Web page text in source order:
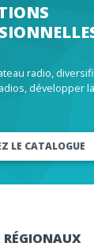
radio,
développer
LE CATALOGUE
RÉGIONAUX